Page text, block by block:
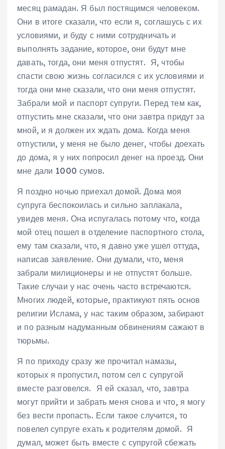
месяц рамадан. Я был постящимся человеком.
Они в итоге сказали, что если я, соглашусь с их
условиями, и буду с ними сотрудничать и
выполнять задание, которое, они будут мне
давать, тогда, они меня отпустят. Я, чтобы
спасти свою жизнь согласился с их условиями и
тогда они мне сказали, что они меня отпустят.
Забрали мой и паспорт супруги. Перед тем как,
отпустить мне сказали, что они завтра придут за
мной, и я должен их ждать дома. Когда меня
отпустили, у меня не было денег, чтобы доехать
до дома, я у них попросил денег на проезд. Они
мне дали 1000 сумов.
Я поздно ночью приехал домой. Дома моя
супруга беспокоилась и сильно заплакала,
увидев меня. Она испугалась потому что, когда
мой отец пошел в отделение паспортного стола,
ему там сказали, что, я давно уже ушел оттуда,
написав заявление. Они думали, что, меня
забрали милиционеры и не отпустят больше.
Такие случаи у нас очень часто встречаются.
Многих людей, которые, практикуют пять основ
религии Ислама, у нас таким образом, забирают
и по разным надуманным обвинениям сажают в
тюрьмы.
Я по приходу сразу же прочитал намазы,
которых я пропустил, потом сел с супругой
вместе разговелся. Я ей сказал, что, завтра
могут прийти и забрать меня снова и что, я могу
без вести пропасть. Если такое случится, то
повелел супруге ехать к родителям домой. Я
думал, может быть вместе с супругой сбежать